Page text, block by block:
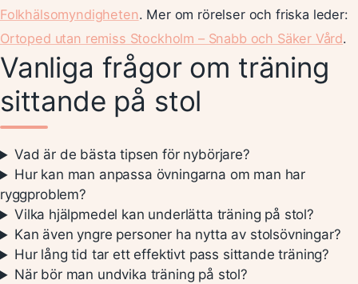
Folkhälsomyndigheten. Mer om rörelser och friska leder:
Ortoped utan remiss Stockholm – Snabb och Säker Vård.
Vanliga frågor om träning
sittande på stol
Vad är de bästa tipsen för nybörjare?
Hur kan man anpassa övningarna om man har
ryggproblem?
Vilka hjälpmedel kan underlätta träning på stol?
Kan även yngre personer ha nytta av stolsövningar?
Hur lång tid tar ett effektivt pass sittande träning?
När bör man undvika träning på stol?